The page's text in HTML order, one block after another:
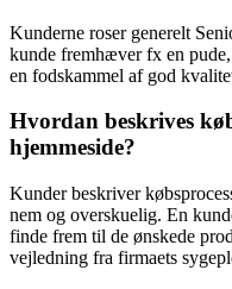
Kunderne roser generelt
kunde fremhæver fx en
en fodskammel af god
Hvordan beskrives
hjemmeside?
Kunder beskriver
nem og overskuelig. En
finde frem til de ønskede
vejledning fra firmaets